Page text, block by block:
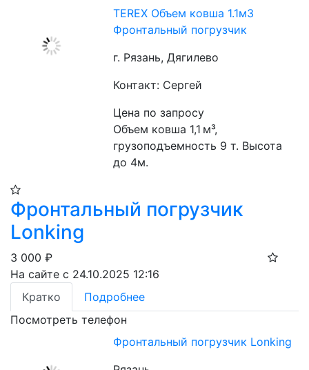
TEREX Объем ковша 1.1м3
Фронтальный погрузчик
г. Рязань, Дягилево
Контакт: Сергей
Цена по запросу
Объем ковша 1,1 м³,
грузоподъемность 9 т. Высота
до 4м.
Фронтальный погрузчик
Lonking
3 000 ₽
На сайте с 24.10.2025 12:16
Кратко
Подробнее
Посмотреть телефон
Фронтальный погрузчик Lonking